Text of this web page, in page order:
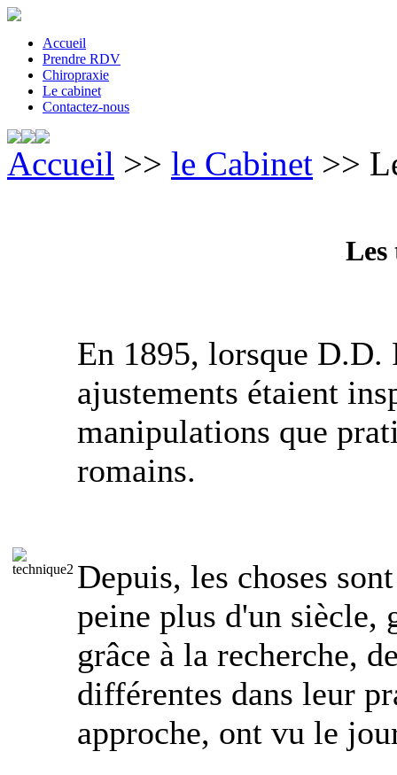
Accueil
Prendre RDV
Chiropraxie
Le cabinet
Contactez-nous
Accueil >> le Cabinet >>
Les
En 1895, lorsque
ajustements étaient
manipulations que
romains.
Depuis, les choses
peine plus d'un siècle,
grâce à la recherche,
différentes dans leur
approche, ont vu le